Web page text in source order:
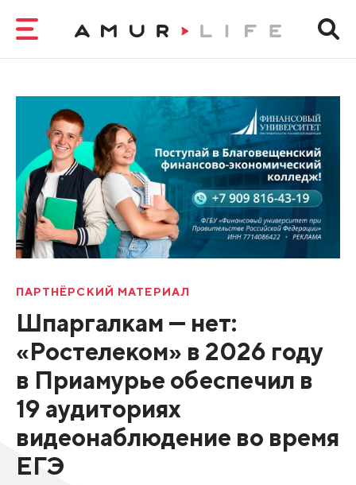
ПАРТНЁРСКИЙ МАТЕРИАЛ
Шпаргалкам — нет:
«Ростелеком» в 2026 году
в Приамурье обеспечил в
19 аудиториях
видеонаблюдение во время
ЕГЭ